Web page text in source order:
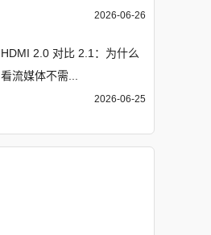
2026-06-26
HDMI 2.0 对比 2.1：为什么
看流媒体不需...
2026-06-25